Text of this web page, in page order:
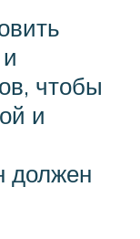
чтобы
и
должен